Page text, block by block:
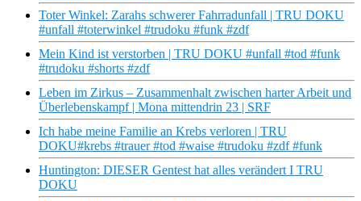
Toter Winkel: Zarahs schwerer Fahrradunfall | TRU DOKU
#unfall #toterwinkel #trudoku #funk #zdf
Mein Kind ist verstorben | TRU DOKU #unfall #tod #funk
#trudoku #shorts #zdf
Leben im Zirkus – Zusammenhalt zwischen harter Arbeit und
Überlebenskampf | Mona mittendrin 23 | SRF
Ich habe meine Familie an Krebs verloren | TRU
DOKU#krebs #trauer #tod #waise #trudoku #zdf #funk
Huntington: DIESER Gentest hat alles verändert I TRU
DOKU